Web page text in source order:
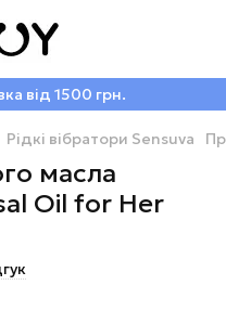
від 1500 грн.
Рідкі вібратори Sensuva
масла
Oil for Her